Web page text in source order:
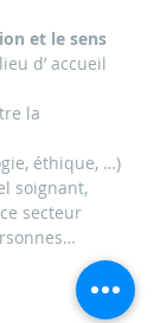
et le sens
d’ accueil
la
éthique, …)
soignant,
secteur